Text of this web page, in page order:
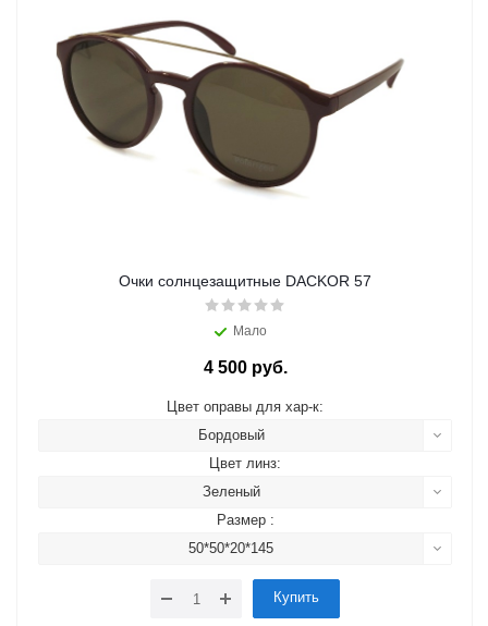
Очки солнцезащитные DACKOR 57
Мало
4 500 руб.
Цвет оправы для хар-к:
Бордовый
Цвет линз:
Зеленый
Размер :
50*50*20*145
Купить